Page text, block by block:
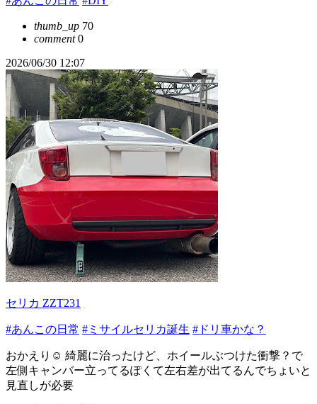
thumb_up 70
comment0
2026/06/30 12:07
セリカ ZZT231
#あんこの日常 #ミサイルセリカ誕生 #ドリ車かな？
おかえり☺️ 綺麗に治ったけど、ホイールぶつけた衝撃？で
左側キャンバー立ってるぽくて左右差が出てるんでちょいと
見直しが必要